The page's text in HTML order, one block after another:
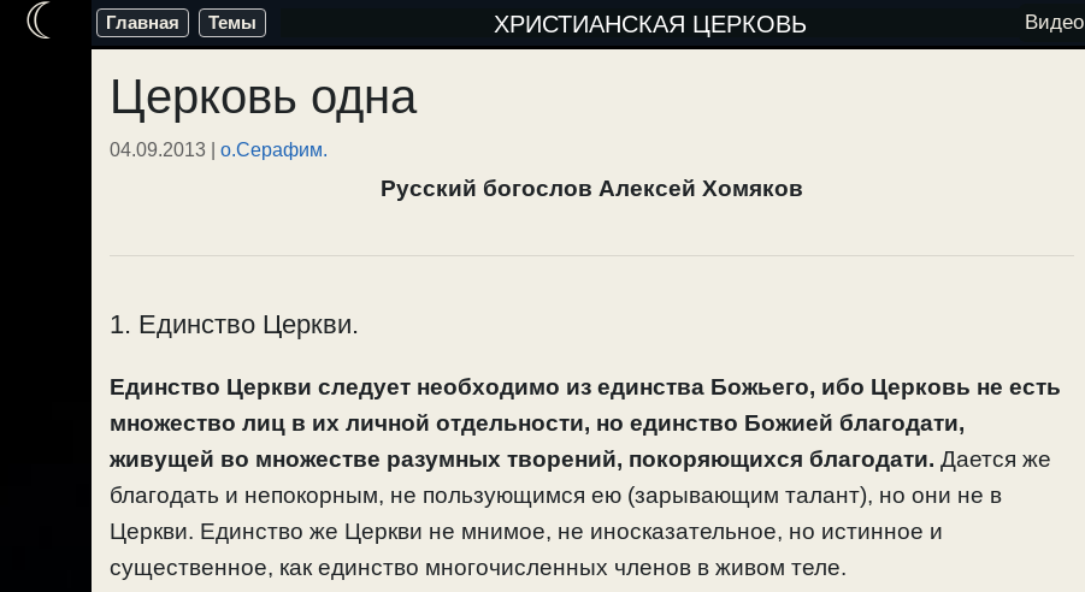
Перейти
содержимому
Главная Темы ХРИСТИАНСКАЯ ЦЕРКОВЬ Видео
Церковь одна
04.09.2013 | о.Серафим.
Русский богослов Алексей Хомяков
1. Единство Церкви.
Единство Церкви следует необходимо из единства Божьего, ибо Церковь не есть
множество лиц в их личной отдельности, но единство Божией благодати,
живущей во множестве разумных творений, покоряющихся благодати. Дается же
благодать и непокорным, не пользующимся ею (зарывающим талант), но они не в
Церкви. Единство же Церкви не мнимое, не иносказательное, но истинное и
существенное, как единство многочисленных членов в живом теле.
☾